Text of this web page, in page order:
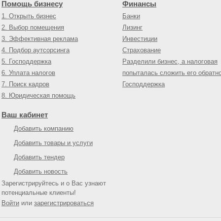
Помощь бизнесу
1. Открыть бизнес
2. Выбор помещения
3. Эффективная реклама
4. Подбор аутсорсинга
5. Господдержка
6. Уплата налогов
7. Поиск кадров
8. Юридическая помощь
Финансы
Банки
Лизинг
Инвестиции
Страхование
Разделили бизнес, а налоговая
попыталась сложить его
Господдержка
Ваш кабинет
Добавить компанию
Добавить товары и услуги
Добавить тендер
Добавить новость
Зарегистрируйтесь и о Вас узнают
потенциальные клиенты!
Войти или зарегистрироваться